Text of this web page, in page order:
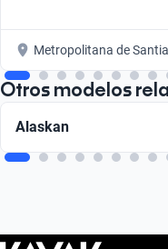
Metropolitana de
Otros modelos
Alaskan